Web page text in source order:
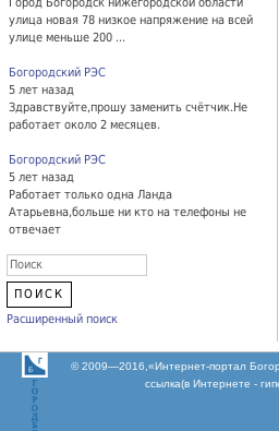
улица новая 78 низкое напряжение на всей
улице меньше 200 ...
Богородский РЭС
5 лет назад
Здравствуйте,прошу заменить счётчик.Не
работает около 2 месяцев.
Богородский РЭС
5 лет назад
Работает только одна Ланда
Атарьевна,больше ни кто на телефоны не
отвечает
Расширенный поиск
© 2009—2016,«Интернет-портал
ссылка(в Интернете -